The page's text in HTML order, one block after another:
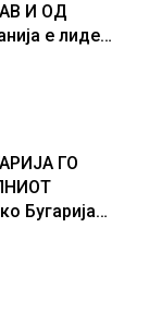
И ОД
е лидер
ГО
Бугарија
батерии